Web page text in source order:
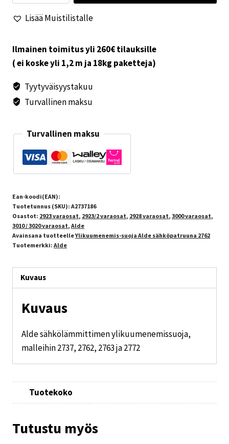
ylikuumenemissuoja
määräLisää Muistilistalle
Ilmainen toimitus yli 260€ tilauksille
( ei koske yli 1,2 m ja 18kg paketteja)
Tyytyväisyystakuu
Turvallinen maksu
Turvallinen maksu
Ean-koodi(EAN):
Tuotetunnus (SKU): A2737186
Osastot: 2923 varaosat, 2923/2 varaosat, 2928 varaosat, 3000 varaosat,
3010 / 3020 varaosat, Alde
Avainsana tuotteelleYlikuumenemis-suoja Alde sähköpatruuna 2762
Tuotemerkki: Alde
Kuvaus
Kuvaus
Alde sähkölämmittimen ylikuumenemissuoja,
malleihin 2737, 2762, 2763 ja 2772
Tuotekoko
Tutustu myös